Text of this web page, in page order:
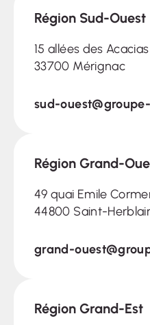
Région Sud-Ouest
15 allées des
33700 Mérignac
sud-
Région Grand-
49 quai Emile
44800 Saint-
grand-
Région Grand-Est